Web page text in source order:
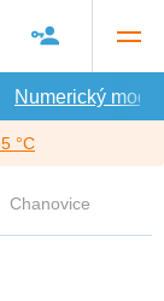
Numerický model
°C
Chanovice